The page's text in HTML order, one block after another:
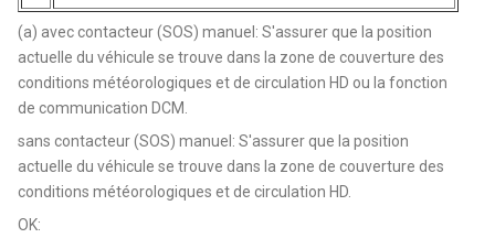
(a) avec contacteur (SOS) manuel: S'assurer que la position
actuelle du véhicule se trouve dans la zone de couverture des
conditions météorologiques et de circulation HD ou la fonction
de communication DCM.
sans contacteur (SOS) manuel: S'assurer que la position
actuelle du véhicule se trouve dans la zone de couverture des
conditions météorologiques et de circulation HD.
OK: